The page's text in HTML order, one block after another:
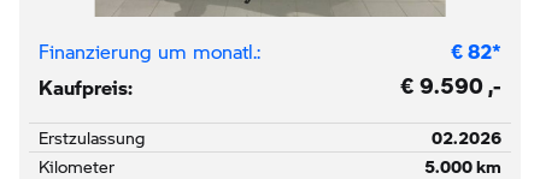
Finanzierung um monatl.: €82*
Kaufpreis:
€ 9.590 ,-
Erstzulassung 02.2026
Kilometer 5.000 km